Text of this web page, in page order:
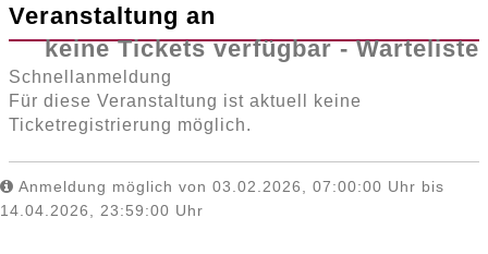
Veranstaltung an
keine Tickets verfügbar - Warteliste
Schnellanmeldung
Für diese Veranstaltung ist aktuell keine
Ticketregistrierung möglich.
Anmeldung möglich von 03.02.2026, 07:00:00 Uhr bis
14.04.2026, 23:59:00 Uhr